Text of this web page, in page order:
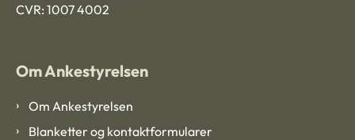
CVR: 1007 4002
Om Ankestyrelsen
Om Ankestyrelsen
Blanketter og kontaktformularer